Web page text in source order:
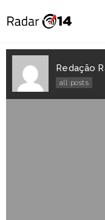
Redação
all posts